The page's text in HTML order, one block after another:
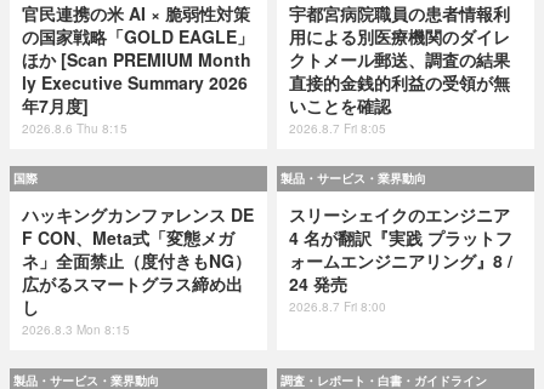
官民連携の米 AI × 脆弱性対策
の国家戦略「GOLD EAGLE」
ほか [Scan PREMIUM Month
ly Executive Summary 2026
年7月度]
2026.8.6 Thu 8:15
宇都宮病院職員の患者情報利
用による別医療機関のダイレ
クトメール郵送、調査の結果
直接的金銭的利益の受領が無
いことを確認
2026.8.7 Fri 8:05
国際
ハッキングカンファレンス DE
F CON、Meta式「変態メガ
ネ」全面禁止（度付きもNG）
広がるスマートグラス締め出
し
2026.8.3 Mon 8:15
製品・サービス・業界動向
スリーシェイクのエンジニア
4 名が翻訳『実践 プラットフ
ォームエンジニアリング』8 /
24 発売
2026.8.7 Fri 8:00
製品・サービス・業界動向 調査・レポート・白書・ガイドライン